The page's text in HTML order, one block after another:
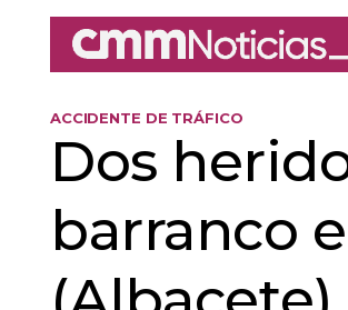
ACCIDENTE DE TRÁFICO
Dos
barranco